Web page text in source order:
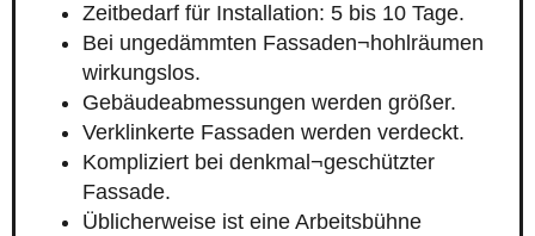
Zeitbedarf für Installation: 5 bis 10 Tage.
Bei ungedämmten Fassaden¬hohlräumen
wirkungslos.
Gebäudeabmessungen werden größer.
Verklinkerte Fassaden werden verdeckt.
Kompliziert bei denkmal¬geschützter
Fassade.
Üblicherweise ist eine Arbeitsbühne